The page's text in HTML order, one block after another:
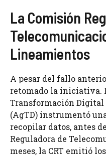
La Comisión
Lineamientos
A pesar del fallo
retomado la iniciativa.
Transformación
(AgTD) instrumentó
recopilar datos, antes
Reguladora de
meses, la CRT emitió